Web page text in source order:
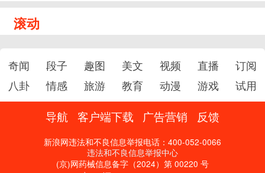
滚动
奇闻 段子 趣图 美文 视频 直播
订阅
八卦
情感 旅游 教育 动漫 游戏 试用
导航 客户端下载 广告营销 反馈
新浪网违法和不良信息举报电话：400-052-0066
违法和不良信息举报中心
(京)网药械信息备字（2024）第 00220 号